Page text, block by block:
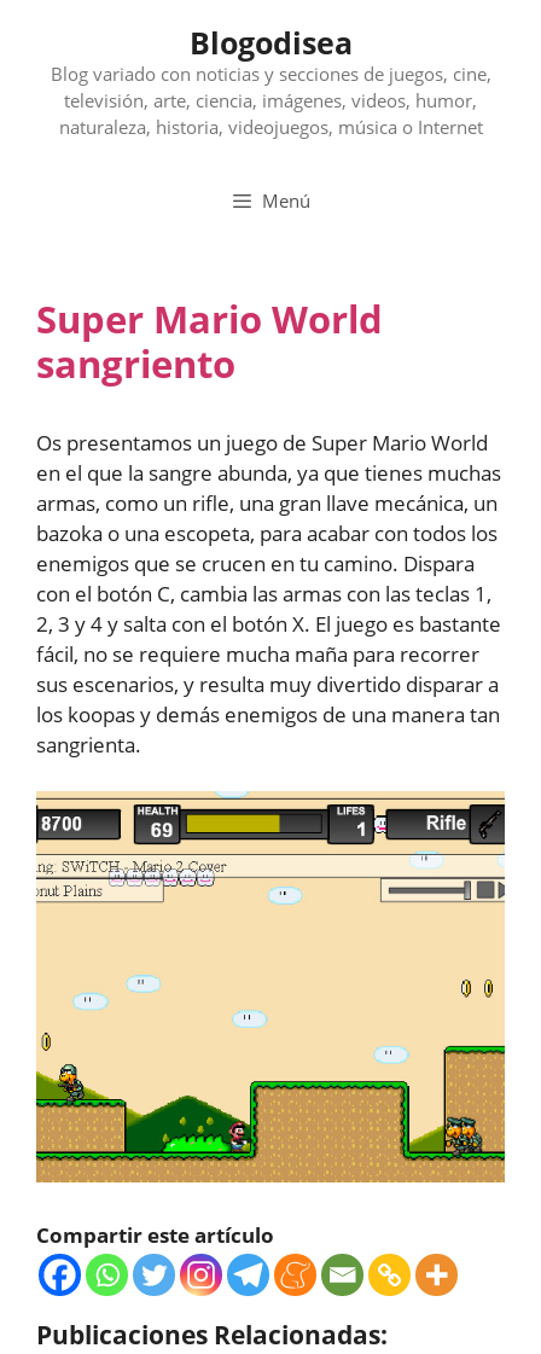
contenido
Blogodisea
Blog variado con noticias y secciones de juegos, cine,
televisión, arte, ciencia, imágenes, videos, humor,
naturaleza, historia, videojuegos, música o Internet
Menú
Super Mario World
sangriento
Os presentamos un juego de Super Mario World
en el que la sangre abunda, ya que tienes muchas
armas, como un rifle, una gran llave mecánica, un
bazoka o una escopeta, para acabar con todos los
enemigos que se crucen en tu camino. Dispara
con el botón C, cambia las armas con las teclas 1,
2, 3 y 4 y salta con el botón X. El juego es bastante
fácil, no se requiere mucha maña para recorrer
sus escenarios, y resulta muy divertido disparar a
los koopas y demás enemigos de una manera tan
sangrienta.
Compartir este artículo
Publicaciones Relacionadas: